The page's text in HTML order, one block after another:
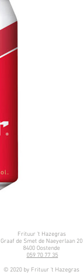
Frituur 't Hazegras
Graaf de Smet de Naeyerlaan 20
8400 Oostende
059 70 77 35
© 2020 by Frituur 't Hazegras